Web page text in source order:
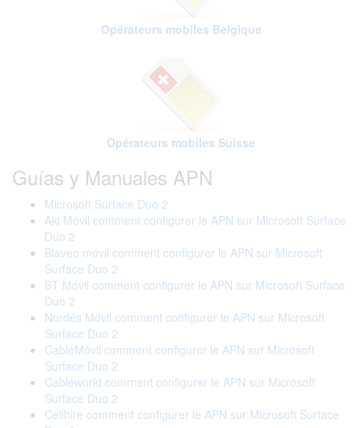
Opérateurs mobiles Belgique
Opérateurs mobiles Suisse
Guías y Manuales APN
Microsoft Surface Duo 2
Aki Móvil comment configurer le APN sur Microsoft Surface
Duo 2
Blaveo móvil comment configurer le APN sur Microsoft
Surface Duo 2
BT Móvil comment configurer le APN sur Microsoft Surface
Duo 2
Nordés Móvil comment configurer le APN sur Microsoft
Surface Duo 2
CableMóvil comment configurer le APN sur Microsoft
Surface Duo 2
Cableworld comment configurer le APN sur Microsoft
Surface Duo 2
Cellhire comment configurer le APN sur Microsoft Surface